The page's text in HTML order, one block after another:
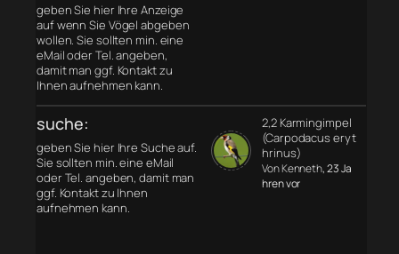
geben Sie hier Ihre Anzeige
auf wenn Sie Vögel abgeben
wollen. Sie sollten min. eine
eMail oder Tel. angeben,
damit man ggf. Kontakt zu
Ihnen aufnehmen kann.
suche:
geben Sie hier Ihre Suche auf.
Sie sollten min. eine eMail
oder Tel. angeben, damit man
ggf. Kontakt zu Ihnen
aufnehmen kann.
2,2 Karmingimpel
(Carpodacus eryt
hrinus)
Von Kenneth, 23 Ja
hren vor